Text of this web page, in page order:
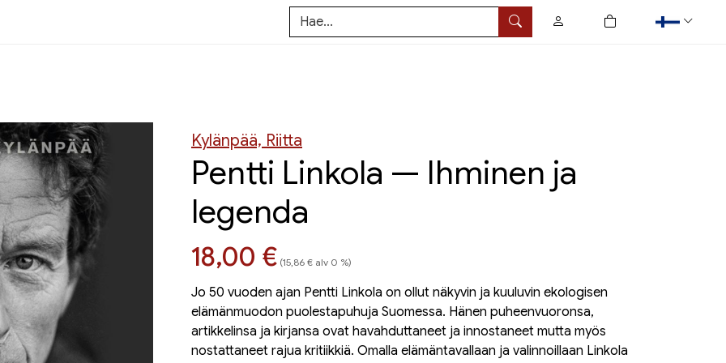
Hae
0
tuotetta ostoskorissa
Kylänpää, Riitta
Pentti Linkola — Ihminen ja
legenda
Hinta nyt
18,00 € (15,86 € alv 0 %)
Jo 50 vuoden ajan Pentti Linkola on ollut näkyvin ja kuuluvin ekologisen
elämänmuodon puolestapuhuja Suomessa. Hänen puheenvuoronsa,
artikkelinsa ja kirjansa ovat havahduttaneet ja innostaneet mutta myös
nostattaneet rajua kritiikkiä. Omalla elämäntavallaan ja valinnoillaan Linkola